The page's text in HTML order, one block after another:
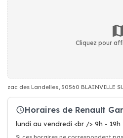
Cliquez pour
zac des Landelles, 50560 BLAINVILLE
Horaires de Renault
lundi au vendredi <br /> 9h - 19h